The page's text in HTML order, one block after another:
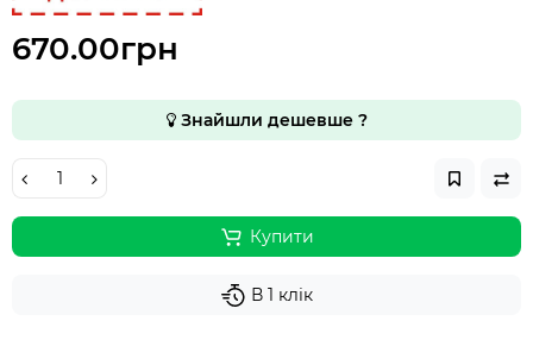
670.00грн
Знайшли дешевше ?
Купити
В 1 клік